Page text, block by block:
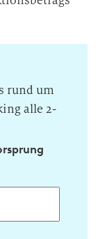
rund um
alle 2-